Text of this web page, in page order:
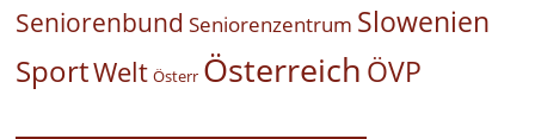
Seniorenbund Seniorenzentrum Slowenien
SportWelt Österr Österreich ÖVP